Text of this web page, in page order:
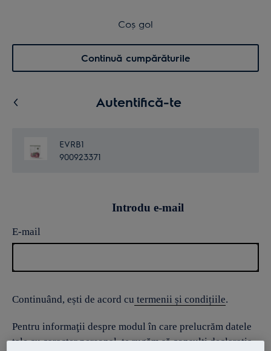
Menu 0
Coș de cumpărături
Coș gol
Continuă cumpărăturile
Autentifică-te
EVRB1
900923371
Introdu e-mail
E-mail
Continuând, ești de acord cu termenii și condițiile.
Pentru informaţii despre modul în care prelucrăm datele
tale cu caracter personal, te rugăm să consulţi declaraţia